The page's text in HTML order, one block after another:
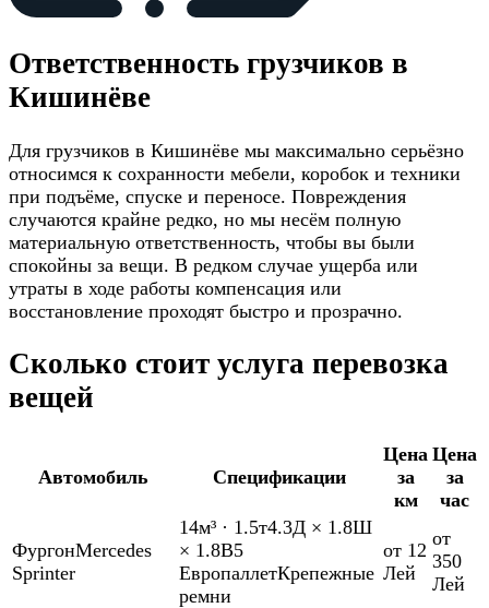
Ответственность грузчиков в
Кишинёве
Для грузчиков в Кишинёве мы максимально серьёзно
относимся к сохранности мебели, коробок и техники
при подъёме, спуске и переносе. Повреждения
случаются крайне редко, но мы несём полную
материальную ответственность, чтобы вы были
спокойны за вещи. В редком случае ущерба или
утраты в ходе работы компенсация или
восстановление проходят быстро и прозрачно.
Сколько стоит услуга перевозка
вещей
Автомобиль Спецификации
Цена
за
км
Цена
за
час
ФургонMercedes
Sprinter
14м³ · 1.5т4.3Д × 1.8Ш
× 1.8В5
ЕвропаллетКрепежные
ремни
от 12
Лей
от
350
Лей